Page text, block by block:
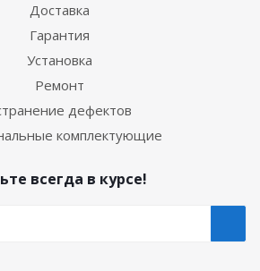
Доставка
Гарантия
Установка
Ремонт
дефектов
комплектующие
всегда в курсе!